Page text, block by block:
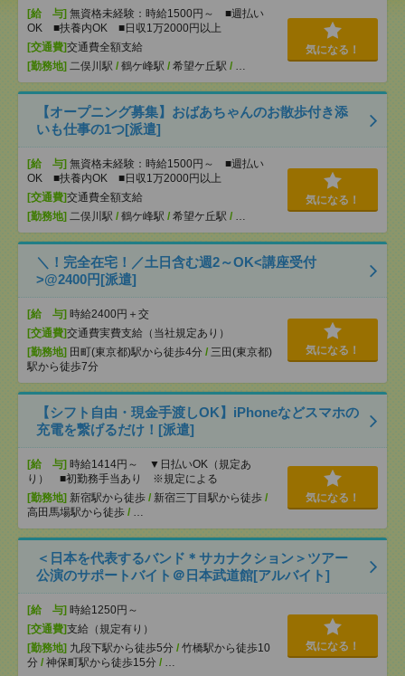
[給 与] 無資格未経験：時給1500円～ ■週払い
OK ■扶養内OK ■日収1万2000円以上
[交通費]交通費全額支給
[勤務地] 二俣川駅 / 鶴ケ峰駅 / 希望ケ丘駅 / …
気になる！
【オープニング募集】おばあちゃんのお散歩付き添
いも仕事の1つ[派遣]
[給 与] 無資格未経験：時給1500円～ ■週払い
OK ■扶養内OK ■日収1万2000円以上
[交通費]交通費全額支給
[勤務地] 二俣川駅 / 鶴ケ峰駅 / 希望ケ丘駅 / …
気になる！
＼！完全在宅！／土日含む週2～OK<講座受付
>@2400円[派遣]
[給 与] 時給2400円＋交
[交通費]交通費実費支給（当社規定あり）
[勤務地] 田町(東京都)駅から徒歩4分 / 三田(東京都)
駅から徒歩7分
気になる！
【シフト自由・現金手渡しOK】iPhoneなどスマホの
充電を繋げるだけ！[派遣]
[給 与] 時給1414円～ ▼日払いOK（規定あ
り） ■初勤務手当あり ※規定による
[勤務地] 新宿駅から徒歩 / 新宿三丁目駅から徒歩 /
高田馬場駅から徒歩 / …
気になる！
＜日本を代表するバンド＊サカナクション＞ツアー
公演のサポートバイト＠日本武道館[アルバイト]
[給 与] 時給1250円～
[交通費]支給（規定有り）
[勤務地] 九段下駅から徒歩5分 / 竹橋駅から徒歩10
分 / 神保町駅から徒歩15分 / …
気になる！